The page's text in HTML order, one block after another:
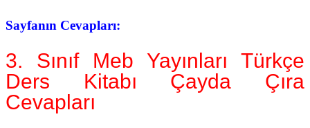
Sayfanın Cevapları:
3. Sınıf Meb Yayınları Türkçe
Ders Kitabı Çayda Çıra
Cevapları